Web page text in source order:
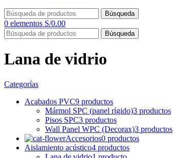
Búsqueda
0 elementos S/0.00
Búsqueda
Lana de vidrio
Categorías
Acabados PVC9 productos
Mármol SPC (panel rígido)3 productos
Pisos SPC3 productos
Wall Panel WPC (Decorax)3 productos
Accesorios0 productos
Aislamiento acústico4 productos